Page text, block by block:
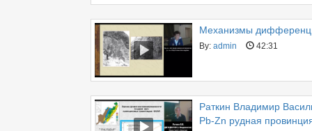
Механизмы
By: admin 42:31
Раткин Владимир
Pb-Zn рудная